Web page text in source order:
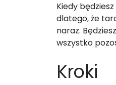
Kiedy
dlatego, że
naraz.
wszystko
Kroki